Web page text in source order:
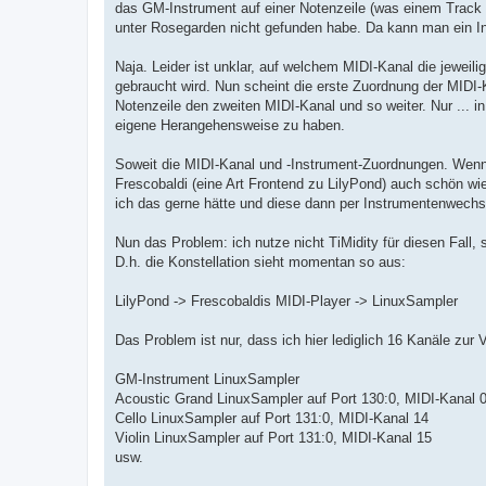
das GM-Instrument auf einer Notenzeile (was einem
unter Rosegarden nicht gefunden habe. Da kann man ein
Naja. Leider ist unklar, auf welchem MIDI-Kanal die
gebraucht wird. Nun scheint die erste Zuordnung der
Notenzeile den zweiten MIDI-Kanal und so weiter. Nur ...
eigene Herangehensweise zu haben.
Soweit die MIDI-Kanal und -Instrument-Zuordnungen.
Frescobaldi (eine Art Frontend zu LilyPond) auch schön
ich das gerne hätte und diese dann per
Nun das Problem: ich nutze nicht TiMidity für diesen Fall,
D.h. die Konstellation sieht momentan so aus:
LilyPond -> Frescobaldis MIDI-Player -> LinuxSampler
Das Problem ist nur, dass ich hier lediglich 16 Kanäle zur
GM-Instrument LinuxSampler
Acoustic Grand LinuxSampler auf Port 130:0, MIDI-Kanal 0
Cello LinuxSampler auf Port 131:0, MIDI-Kanal 14
Violin LinuxSampler auf Port 131:0, MIDI-Kanal 15
usw.